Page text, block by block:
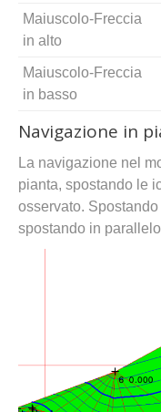
Maiuscolo-Freccia
in alto
Maiuscolo-Freccia
in basso
Navigazione in
La navigazione nel
pianta, spostando le
osservato.
spostando in